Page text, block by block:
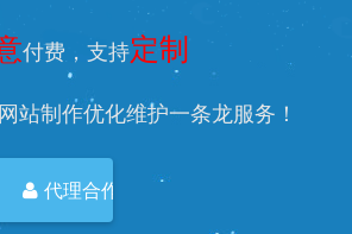
付费，支持定制
站制作优化维护一条龙服务！
代理合作